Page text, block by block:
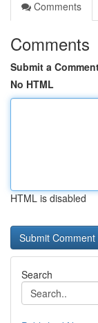
Comments
Comments
Submit a
No HTML
HTML is disabled
Search